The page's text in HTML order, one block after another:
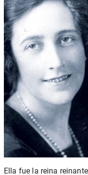
Ella fue la reina